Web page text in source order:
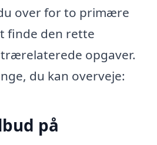
over for to primære
finde den rette
opgaver.
du kan overveje:
på